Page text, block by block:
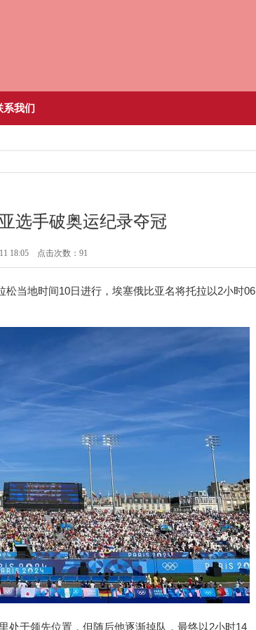
系我们
选手破奥运纪录夺冠
18:05 点击次数：91
当地时间10日进行，埃塞俄比亚名将托拉以2小时06
处于领先位置，但随后他逐渐掉队，最终以2小时14